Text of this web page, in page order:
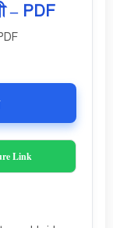
– PDF
Link